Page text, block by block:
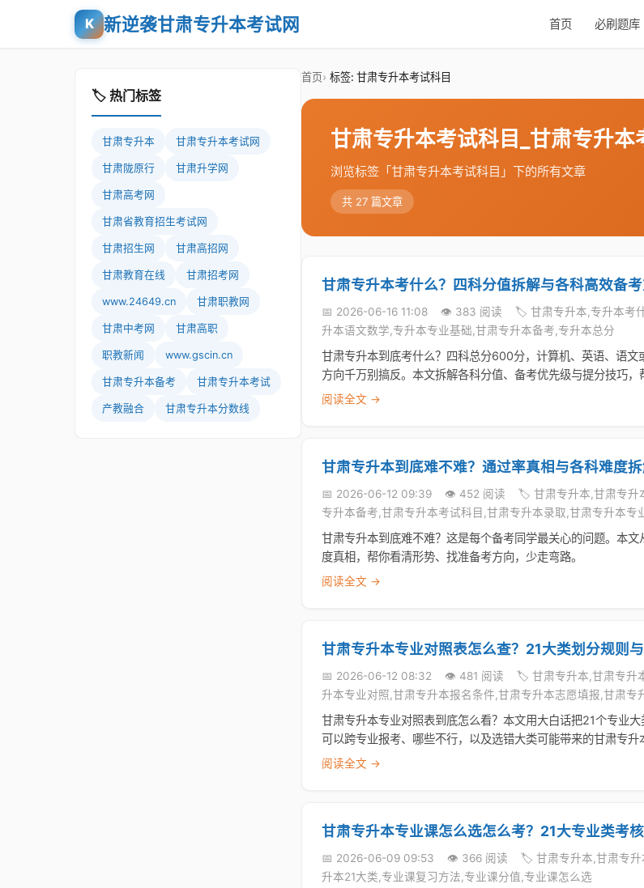
K 新逆袭甘肃专升本考试网 首页 必刷题库
🏷️ 热门标签
甘肃专升本 甘肃专升本考试网
甘肃陇原行 甘肃升学网
甘肃高考网
甘肃省教育招生考试网
甘肃招生网 甘肃高招网
甘肃教育在线 甘肃招考网
www.24649.cn 甘肃职教网
甘肃中考网 甘肃高职
职教新闻 www.gscin.cn
甘肃专升本备考 甘肃专升本考试
产教融合 甘肃专升本分数线
首页 标签: 甘肃专升本考试科目
甘肃专升本考试科目_甘肃专升本
浏览标签「甘肃专升本考试科目」下的所有文章
共 27 篇文章
甘肃专升本考什么？四科分值拆解与各科高效备
📅 2026-06-16 11:08 👁️ 383 阅读
🏷️ 甘肃专升本,专升本考
升本语文数学,专升本专业基础,甘肃专升本备考,专升本总分
甘肃专升本到底考什么？四科总分600分，计算机、英语、语
方向千万别搞反。本文拆解各科分值、备考优先级与提分技巧，
阅读全文 →
甘肃专升本到底难不难？通过率真相与各科难度
📅 2026-06-12 09:39 👁️ 452 阅读
🏷️ 甘肃专升本,甘肃专升
专升本备考,甘肃专升本考试科目,甘肃专升本录取,甘肃专升本专
甘肃专升本到底难不难？这是每个备考同学最关心的问题。本
度真相，帮你看清形势、找准备考方向，少走弯路。
阅读全文 →
甘肃专升本专业对照表怎么查？21大类划分规则
📅 2026-06-12 08:32 👁️ 481 阅读
🏷️ 甘肃专升本,甘肃专升
升本专业对照,甘肃专升本报名条件,甘肃专升本志愿填报,甘肃专
甘肃专升本专业对照表到底怎么看？本文用大白话把21个专业
可以跨专业报考、哪些不行，以及选错大类可能带来的甘肃专升
阅读全文 →
甘肃专升本专业课怎么选怎么考？21大专业类考
📅 2026-06-09 09:53 👁️ 366 阅读
🏷️ 甘肃专升本,甘肃专升
升本21大类,专业课复习方法,专业课分值,专业课怎么选